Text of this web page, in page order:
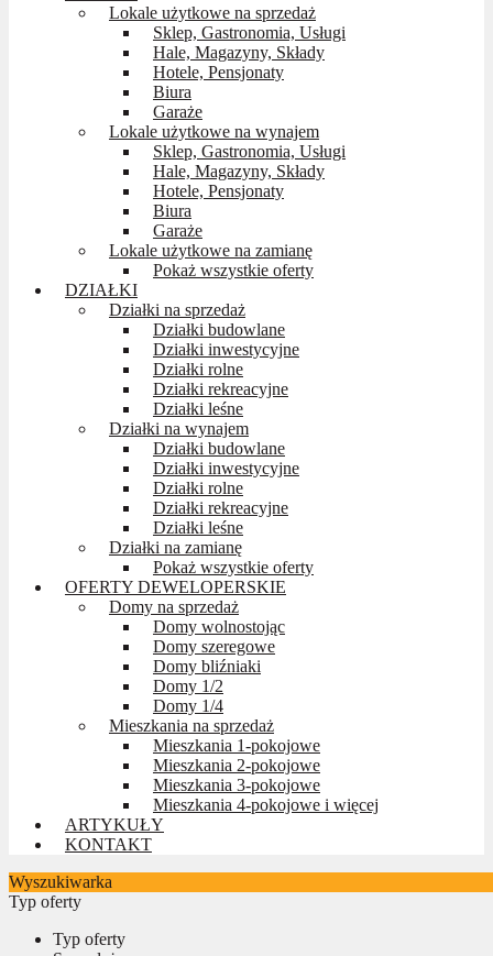
Lokale użytkowe na sprzedaż
Sklep, Gastronomia, Usługi
Hale, Magazyny, Składy
Hotele, Pensjonaty
Biura
Garaże
Lokale użytkowe na wynajem
Sklep, Gastronomia, Usługi
Hale, Magazyny, Składy
Hotele, Pensjonaty
Biura
Garaże
Lokale użytkowe na zamianę
Pokaż wszystkie oferty
DZIAŁKI
Działki na sprzedaż
Działki budowlane
Działki inwestycyjne
Działki rolne
Działki rekreacyjne
Działki leśne
Działki na wynajem
Działki budowlane
Działki inwestycyjne
Działki rolne
Działki rekreacyjne
Działki leśne
Działki na zamianę
Pokaż wszystkie oferty
OFERTY DEWELOPERSKIE
Domy na sprzedaż
Domy wolnostojąc
Domy szeregowe
Domy bliźniaki
Domy 1/2
Domy 1/4
Mieszkania na sprzedaż
Mieszkania 1-pokojowe
Mieszkania 2-pokojowe
Mieszkania 3-pokojowe
Mieszkania 4-pokojowe i więcej
ARTYKUŁY
KONTAKT
Wyszukiwarka
Typ oferty
Typ oferty